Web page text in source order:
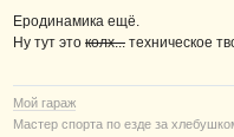
Еродинамика ещё.
Ну тут это колх... техническое
Мой гараж
Мастер спорта по езде за